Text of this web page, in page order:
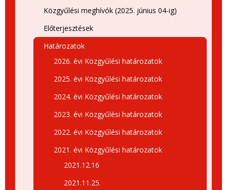
Közgyűlési meghívók (2025. június 04-ig)
Előterjesztések
Határozatok
2026. évi Közgyűlési határozatok
2025. évi Közgyűlési határozatok
2024. évi Közgyűlési határozatok
2023. évi Közgyűlési határozatok
2022. évi Közgyűlési határozatok
2021. évi Közgyűlési határozatok
2021.12.16
2021.11.25.